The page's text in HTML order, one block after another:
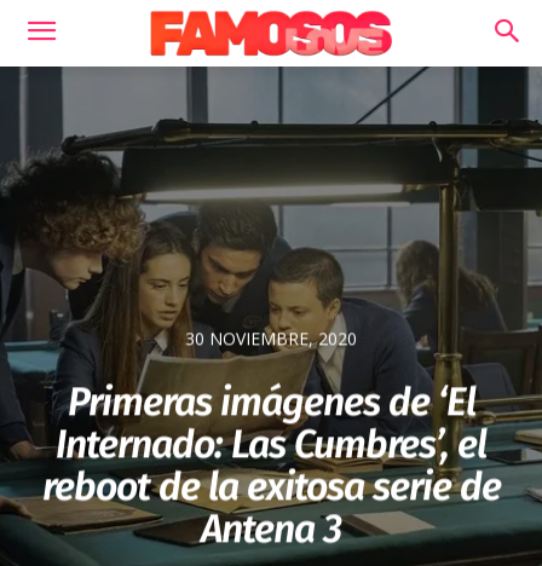
30 NOVIEMBRE, 2020
Primeras imágenes de ‘El
Internado: Las Cumbres’, el
reboot de la exitosa serie de
Antena 3